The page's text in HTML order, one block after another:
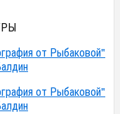
от Рыбаковой"
от Рыбаковой"